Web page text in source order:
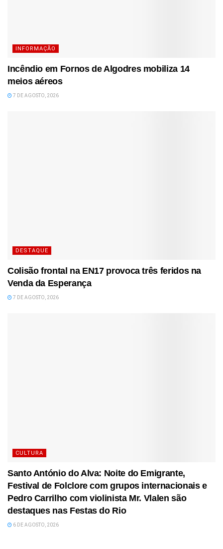
INFORMAÇÃO
Incêndio em Fornos de Algodres mobiliza 14
meios aéreos
7 DE AGOSTO, 2026
DESTAQUE
Colisão frontal na EN17 provoca três feridos na
Venda da Esperança
7 DE AGOSTO, 2026
CULTURA
Santo António do Alva: Noite do Emigrante,
Festival de Folclore com grupos internacionais e
Pedro Carrilho com violinista Mr. Vlalen são
destaques nas Festas do Rio
6 DE AGOSTO, 2026